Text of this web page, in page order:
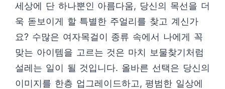
세상에 단 하나뿐인 아름다움, 당신의 목선을 더
욱 돋보이게 할 특별한 주얼리를 찾고 계신가
요? 수많은 여자목걸이 종류 속에서 나에게 꼭
맞는 아이템을 고르는 것은 마치 보물찾기처럼
설레는 일이 될 것입니다. 올바른 선택은 당신의
이미지를 한층 업그레이드하고, 평범한 일상에